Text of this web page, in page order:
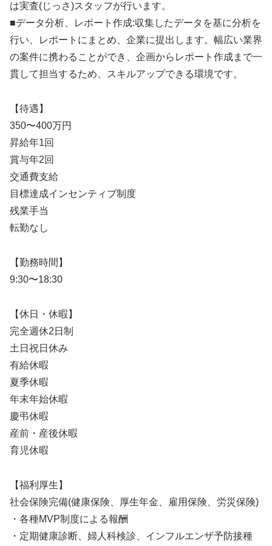
は実査(じっさ)スタッフが行います。
■データ分析、レポート作成:収集したデータを基に分析を
行い、レポートにまとめ、企業に提出します。幅広い業界
の案件に携わることができ、企画からレポート作成まで一
貫して担当するため、スキルアップできる環境です。
【待遇】
350〜400万円
昇給年1回
賞与年2回
交通費支給
目標達成インセンティブ制度
残業手当
転勤なし
【勤務時間】
9:30〜18:30
【休日・休暇】
完全週休2日制
土日祝日休み
有給休暇
夏季休暇
年末年始休暇
慶弔休暇
産前・産後休暇
育児休暇
【福利厚生】
社会保険完備(健康保険、厚生年金、雇用保険、労災保険)
・各種MVP制度による報酬
・定期健康診断、婦人科検診、インフルエンザ予防接種